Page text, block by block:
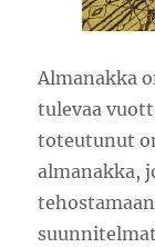
Almanakka
tulevaa
toteutunut
almanakka,